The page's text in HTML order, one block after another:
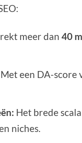
meer dan40
Met een DA-score
Het brede
niches.